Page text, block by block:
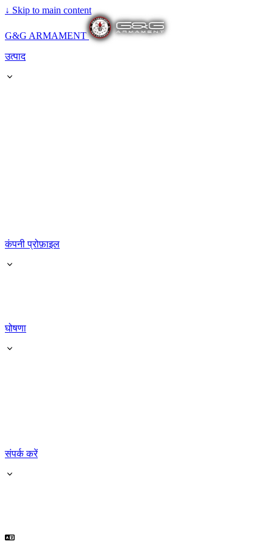
↓ Skip to main content
G&G ARMAMENT
उत्पाद
कंपनी प्रोफ़ाइल
घोषणा
संपर्क करें